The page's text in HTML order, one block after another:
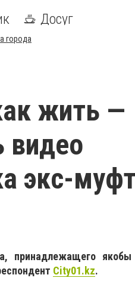
Досуг
города
жить —
видео
экс-
принадлежащего
Сity01.kz.